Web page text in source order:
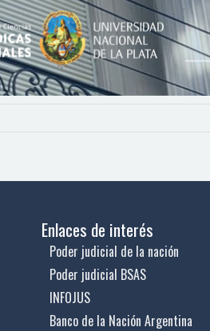
Enlaces de interés
Poder judicial de la nación
Poder judicial BSAS
INFOJUS
Banco de la Nación Argentina